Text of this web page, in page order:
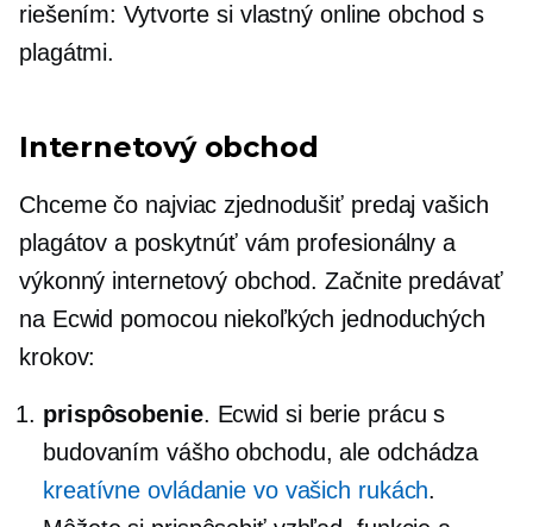
riešením: Vytvorte si vlastný online obchod s
plagátmi.
Internetový obchod
Chceme čo najviac zjednodušiť predaj vašich
plagátov a poskytnúť vám profesionálny a
výkonný internetový obchod. Začnite predávať
na Ecwid pomocou niekoľkých jednoduchých
krokov:
prispôsobenie. Ecwid si berie prácu s
budovaním vášho obchodu, ale odchádza
kreatívne ovládanie vo vašich rukách.